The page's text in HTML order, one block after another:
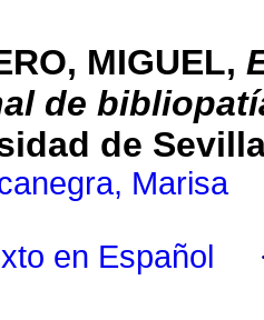
MIGUEL,
de
de
Marisa
en Español